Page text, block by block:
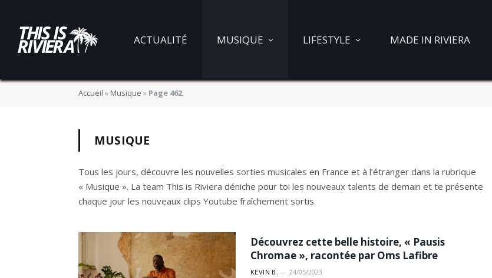
ACTUALITÉ MUSIQUE LIFESTYLE MADE IN RIVIERA
Accueil » Musique » Page 462
MUSIQUE
Tous les jours, découvre les nouvelles sorties musicales en France et à l’étranger dans la rubrique
« Musique ». La team This is Riviera déniche pour toi les nouveaux talents de demain et te présente
chaque jour les nouveaux clips Youtube fraîchement sortis.
Découvrez cette belle histoire, « Pausis
Chromae », racontée par Oms Lafibre
KEVIN B. 24/05/2023